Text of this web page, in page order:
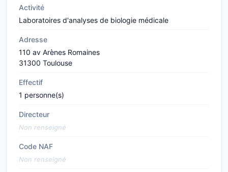
Activité
Laboratoires d'analyses de biologie médicale
Adresse
110 av Arènes Romaines
31300 Toulouse
Effectif
1 personne(s)
Directeur
Non renseigné
Code NAF
Non renseigné